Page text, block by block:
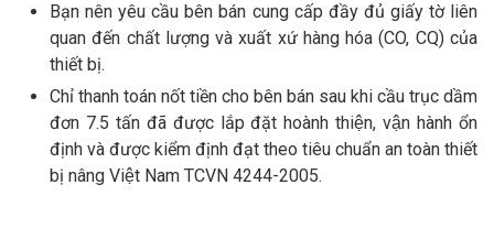
Bạn nên yêu cầu bên bán cung cấp đầy đủ giấy tờ liên
quan đến chất lượng và xuất xứ hàng hóa (CO, CQ) của
thiết bị.
Chỉ thanh toán nốt tiền cho bên bán sau khi cầu trục dầm
đơn 7.5 tấn đã được lắp đặt hoành thiện, vận hành ổn
định và được kiểm định đạt theo tiêu chuẩn an toàn thiết
bị nâng Việt Nam TCVN 4244-2005.